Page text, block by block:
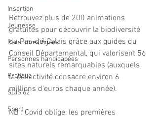
Insertion
Jeunesse
Personnes Âgées
Personnes handicapées
Pratique
SDIS 62
Sport
Retrouvez plus de 200 animations
gratuites pour découvrir la biodiversité
du Pas-de-Calais grâce aux guides du
Conseil Départemental, qui valorisent 56
sites naturels remarquables (auxquels
la collectivité consacre environ 6
millions d'euros chaque année).
NB : Covid oblige, les premières